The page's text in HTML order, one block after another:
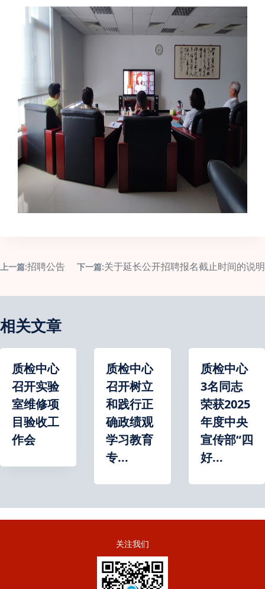
上一篇:招聘公告 下一篇:关于延长公开招聘报名截止时间的说明
相关文章
质检中心
召开实验
室维修项
目验收工
作会
质检中心
召开树立
和践行正
确政绩观
学习教育
专...
质检中心
3名同志
荣获2025
年度中央
宣传部“四
好...
关注我们